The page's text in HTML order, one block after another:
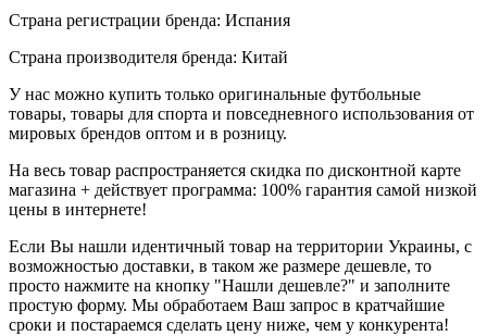
Страна регистрации бренда: Испания
Страна производителя бренда: Китай
У нас можно купить только оригинальные футбольные
товары, товары для спорта и повседневного использования от
мировых брендов оптом и в розницу.
На весь товар распространяется скидка по дисконтной карте
магазина + действует программа: 100% гарантия самой низкой
цены в интернете!
Если Вы нашли идентичный товар на территории Украины, с
возможностью доставки, в таком же размере дешевле, то
просто нажмите на кнопку "Нашли дешевле?" и заполните
простую форму. Мы обработаем Ваш запрос в кратчайшие
сроки и постараемся сделать цену ниже, чем у конкурента!